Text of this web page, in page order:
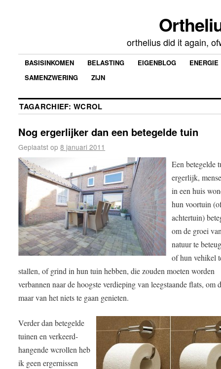
orthelius did it again,
BASISINKOMEN BELASTING EIGENBLOG
ENERGIE
SAMENZWERING
ZIJN
TAGARCHIEF:WCROL
Nog ergerlijker dan een betegelde tuin
Geplaatst op 8 januari 2011
Een betegelde
ergerlijk,
in een huis
hun voortuin
achtertuin)
om de groei
natuur te
of hun vehikel
stallen, of grind in hun tuin hebben, die zouden moeten worden
verbannen naar de hoogste verdieping van leegstaande flats, om
maar van het niets te gaan genieten.
Verder dan betegelde
tuinen en verkeerd-
hangende wcrollen heb
ik geen ergernissen